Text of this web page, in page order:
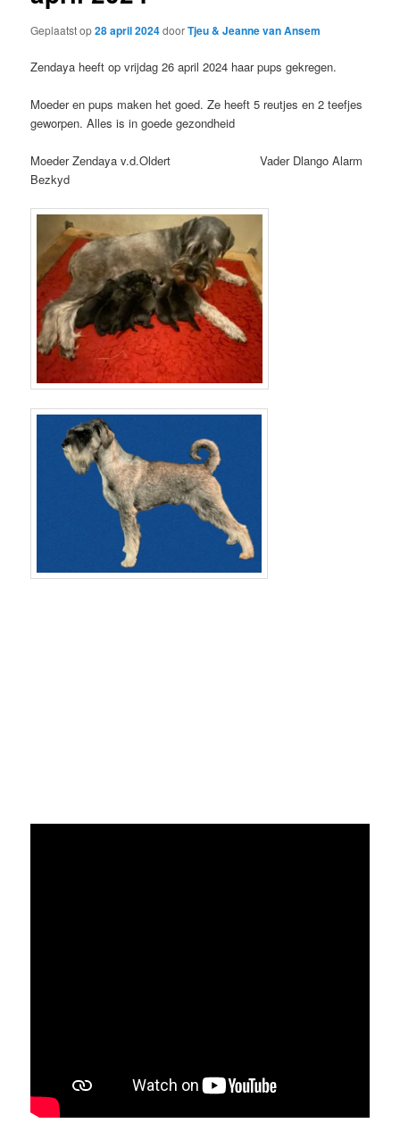
Geplaatst op28 april 2024doorTjeu & Jeanne van Ansem
Zendaya heeft op vrijdag 26 april 2024 haar pups gekregen.
Moeder en pups maken het goed. Ze heeft 5 reutjes en 2 teefjes
geworpen. Alles is in goede gezondheid
Moeder Zendaya v.d.Oldert Vader Dlango Alarm
Bezkyd